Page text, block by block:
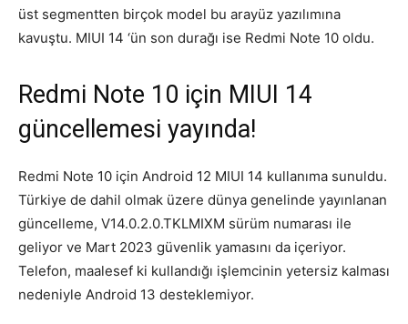
üst segmentten birçok model bu arayüz yazılımına
kavuştu. MIUI 14 ‘ün son durağı ise Redmi Note 10 oldu.
Redmi Note 10 için MIUI 14
güncellemesi yayında!
Redmi Note 10 için Android 12 MIUI 14 kullanıma sunuldu.
Türkiye de dahil olmak üzere dünya genelinde yayınlanan
güncelleme, V14.0.2.0.TKLMIXM sürüm numarası ile
geliyor ve Mart 2023 güvenlik yamasını da içeriyor.
Telefon, maalesef ki kullandığı işlemcinin yetersiz kalması
nedeniyle Android 13 desteklemiyor.